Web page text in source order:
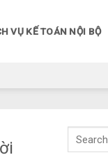
VỤ KẾ TOÁN NỘI BỘ